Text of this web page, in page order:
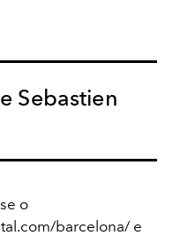
Sebastien
o
barcelona/ e